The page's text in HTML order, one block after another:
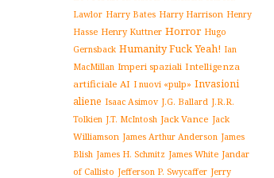
Lawlor Harry Bates Harry Harrison Henry
Hasse Henry Kuttner Horror Hugo
Gernsback Humanity Fuck Yeah! Ian
MacMillan Imperi spaziali Intelligenza
artificiale AI I nuovi «pulp» Invasioni
aliene Isaac Asimov J.G. Ballard J.R.R.
Tolkien J.T. McIntosh Jack Vance Jack
Williamson James Arthur Anderson James
Blish James H. Schmitz James White Jandar
of Callisto Jefferson P. Swycaffer Jerry